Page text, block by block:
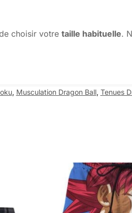
choisir votretaille habituelle.
, Musculation Dragon Ball, Tenues